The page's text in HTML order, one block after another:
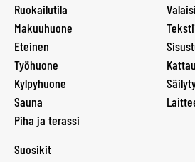
Ruokailutila
Makuuhuone
Eteinen
Työhuone
Kylpyhuone
Sauna
Piha ja terassi
Suosikit